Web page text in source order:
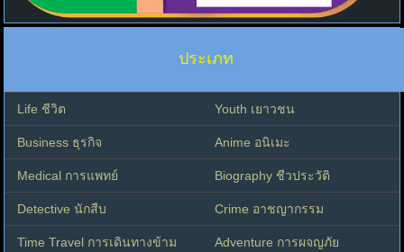
ประเภท
Life ชีวิต Youth เยาวชน
Business ธุรกิจ Anime อนิเมะ
Medical การแพทย์ Biography ชีวประวัติ
Detective นักสืบ Crime อาชญากรรม
Time Travel การเดินทางข้าม
Adventure การผจญภัย